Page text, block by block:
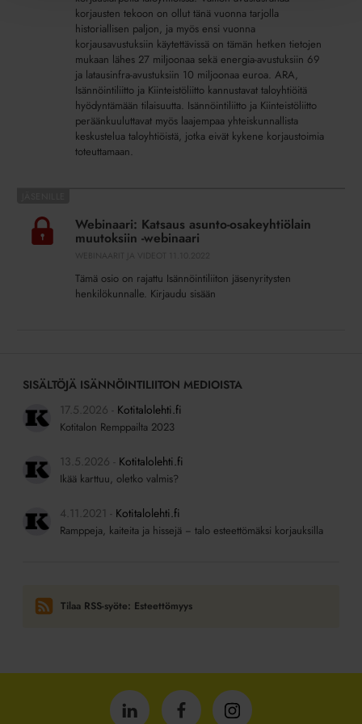
korjausten tekoon on ollut tänä vuonna tarjolla
historiallisen paljon, ja myös ensi vuonna
korjausavustuksiin käytettävissä on tämän hetken tietojen
mukaan lähes 27 miljoonaa sekä energia-avustuksiin 69
ja latausinfra-avustuksiin 10 miljoonaa euroa. ARA,
Isännöintiliitto ja Kiinteistöliitto kannustavat taloyhtiöitä
hyödyntämään tilaisuutta. Isännöintiliitto ja Kiinteistöliitto
peräänkuuluttavat myös laajempaa yhteiskunnallista
keskustelua taloyhtiöistä, jotka eivät kykene korjaustoimia
toteuttamaan.
Katsaus
asunto-
osakeyhtiölain
Webinaari: Katsaus asunto-osakeyhtiölain
muutoksiin -webinaari
Tämä osio on rajattu Isännöintiliiton jäsenyritysten
henkilökunnalle. Kirjaudu sisään
SISÄLTÖJÄ ISÄNNÖINTILIITON MEDIOISTA
17.5.2026
Kotitalolehti.fi
Kotitalon Remppailta 2023
13.5.2026 Kotitalolehti.fi
Ikää karttuu, oletko valmis?
4.11.2021 Kotitalolehti.fi
Ramppeja, kaiteita ja hissejä − talo esteettömäksi korjauksilla
Tilaa RSS-syöte: Esteettömyys
IsännöintiliittoIsännöintiliittoIsännöintiliitto